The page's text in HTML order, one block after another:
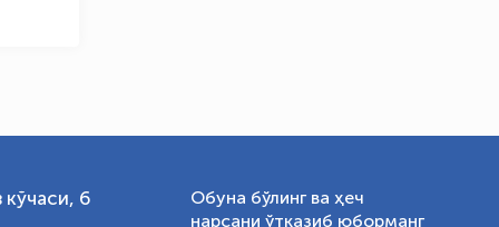
6
Обуна бўлинг ва ҳеч
нарсани ўтказиб юборманг